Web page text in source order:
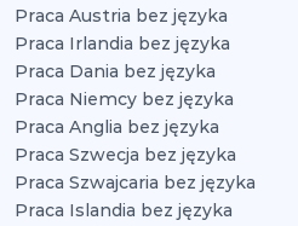
Praca Austria bez języka
Praca Irlandia bez języka
Praca Dania bez języka
Praca Niemcy bez języka
Praca Anglia bez języka
Praca Szwecja bez języka
Praca Szwajcaria bez języka
Praca Islandia bez języka